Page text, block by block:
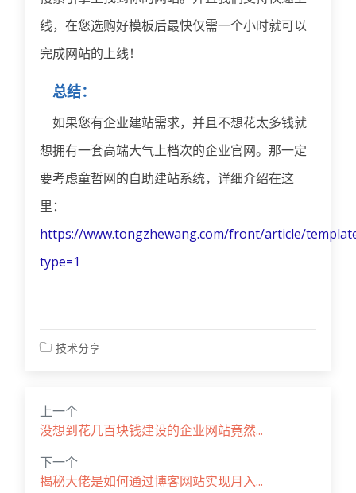
线，在您选购好模板后最快仅需一个小时就可以
完成网站的上线！
总结：
如果您有企业建站需求，并且不想花太多钱就
想拥有一套高端大气上档次的企业官网。那一定
要考虑童哲网的自助建站系统，详细介绍在这
里：
https://www.tongzhewang.com/front/article/
type=1
技术分享
上一个
没想到花几百块钱建设的企业网站竟然...
下一个
揭秘大佬是如何通过博客网站实现月入...